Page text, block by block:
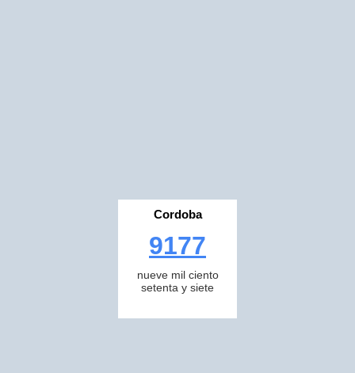
Cordoba
9177
nueve mil ciento
setenta y siete